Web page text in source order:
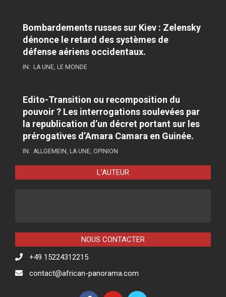
Bombardements russes sur Kiev : Zelensky
dénonce le retard des systèmes de
défense aériens occidentaux.
IN: LA UNE, LE MONDE
Edito-Transition ou recomposition du
pouvoir ? Les interrogations soulevées par
la republication d’un décret portant sur les
prérogatives d’Amara Camara en Guinée.
IN: ALLGEMEIN, LA UNE, OPINION
L’AUTEUR
NOUS CONTACTER
+49 15224312215
contact@african-panorama.com